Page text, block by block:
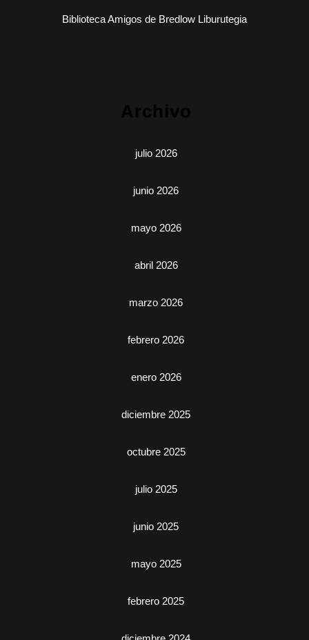
Biblioteca Amigos de Bredlow Liburutegia
Archivo
julio 2026
junio 2026
mayo 2026
abril 2026
marzo 2026
febrero 2026
enero 2026
diciembre 2025
octubre 2025
julio 2025
junio 2025
mayo 2025
febrero 2025